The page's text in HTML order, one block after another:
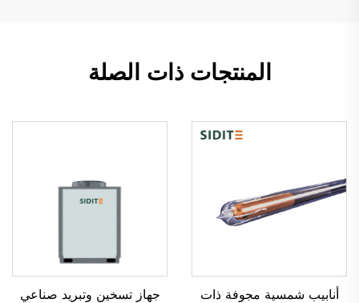
المنتجات ذات الصلة
أنابيب شمسية مجوفة ذات
جهاز تسخين وتبريد صناعي